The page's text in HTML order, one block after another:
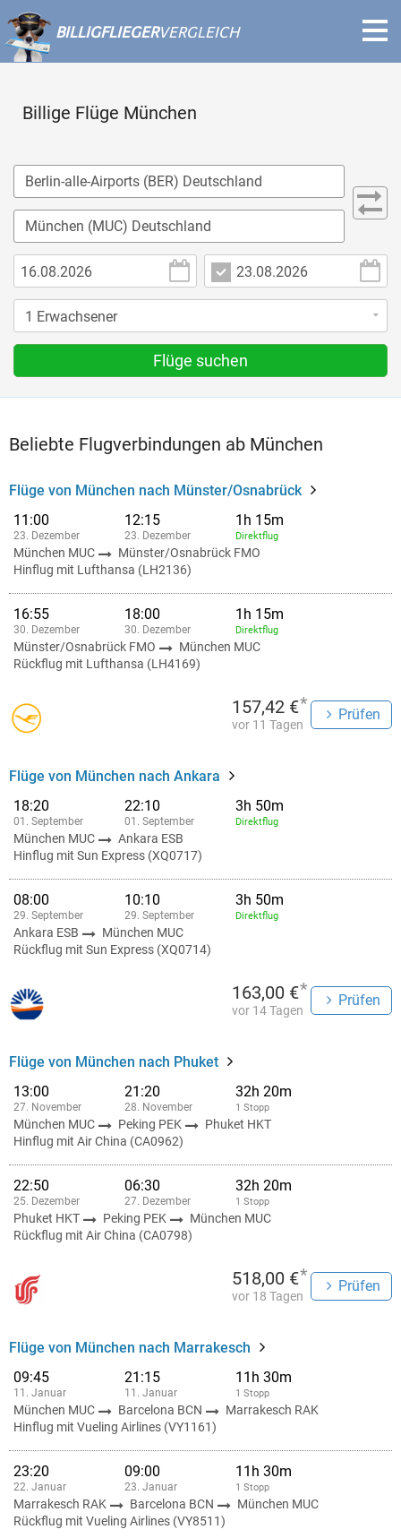
BILLIGFLIEGERVERGLEICH
Billige Flüge München
Flüge suchen
Beliebte Flugverbindungen ab München
Flüge von München nach Münster/Osnabrück
11:00
23. Dezember
12:15
23. Dezember
1h 15m
Direktflug
München MUC
Münster/Osnabrück FMO
Hinflug mit Lufthansa (LH2136)
16:55
30. Dezember
18:00
30. Dezember
1h 15m
Direktflug
Münster/Osnabrück FMO
München MUC
Rückflug mit Lufthansa (LH4169)
157,42 €*
vor 11 Tagen
Prüfen
Flüge von München nach Ankara
18:20
01. September
22:10
01. September
3h 50m
Direktflug
München MUC
Ankara ESB
Hinflug mit Sun Express (XQ0717)
08:00
29. September
10:10
29. September
3h 50m
Direktflug
Ankara ESB
München MUC
Rückflug mit Sun Express (XQ0714)
163,00 €*
vor 14 Tagen
Prüfen
Flüge von München nach Phuket
13:00
27. November
21:20
28. November
32h 20m
1 Stopp
München MUC Peking PEK
Phuket HKT
Hinflug mit Air China (CA0962)
22:50
25. Dezember
06:30
27. Dezember
32h 20m
1 Stopp
Phuket HKT Peking PEK
München MUC
Rückflug mit Air China (CA0798)
518,00 €*
vor 18 Tagen
Prüfen
Flüge von München nach Marrakesch
09:45
11. Januar
21:15
11. Januar
11h 30m
1 Stopp
München MUC Barcelona BCN
Marrakesch RAK
Hinflug mit Vueling Airlines (VY1161)
23:20
22. Januar
09:00
23. Januar
11h 30m
1 Stopp
Marrakesch RAK Barcelona BCN
München MUC
Rückflug mit Vueling Airlines (VY8511)